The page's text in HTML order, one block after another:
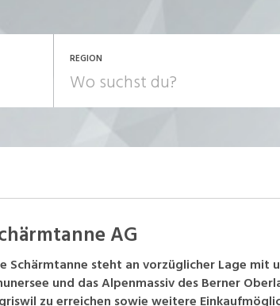
REGION
AG
Schärmtanne steht an vorzüglicher Lage mit
und das Alpenmassiv des Berner
zu erreichen sowie weitere